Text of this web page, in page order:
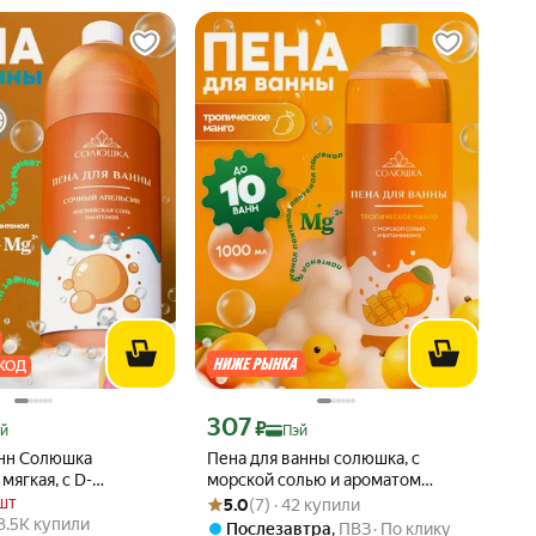
Солюшка
с D-
1000мл
Пэй 260 ₽ вместо
4.7 из 5
3.5K купили
купили
Пена для ванны солюшка, с
морской солью и ароматом
тропического манго, Большой
объём, 1000 мл
Цена с картой Яндекс Пэй 307 ₽ вместо
307₽ Пэй
Рейтинг товара: 5.0 из 5
Оценок: (7) · 42 купили
5.0(7) · 42 купили
Послезавтра, ПВЗ По клику